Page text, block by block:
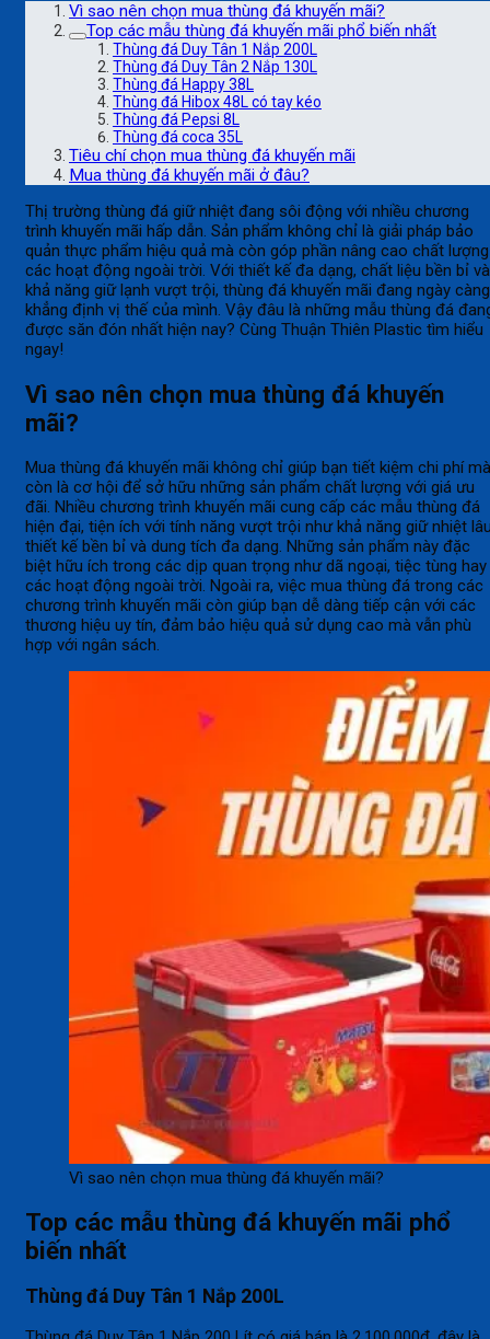
Vì sao nên chọn mua thùng đá khuyến mãi?
Top các mẫu thùng đá khuyến mãi phổ biến nhất
Thùng đá Duy Tân 1 Nắp 200L
Thùng đá Duy Tân 2 Nắp 130L
Thùng đá Happy 38L
Thùng đá Hibox 48L có tay kéo
Thùng đá Pepsi 8L
Thùng đá coca 35L
Tiêu chí chọn mua thùng đá khuyến mãi
Mua thùng đá khuyến mãi ở đâu?
Thị trường thùng đá giữ nhiệt đang sôi động với nhiều chương
trình khuyến mãi hấp dẫn. Sản phẩm không chỉ là giải pháp bảo
quản thực phẩm hiệu quả mà còn góp phần nâng cao chất lượng
các hoạt động ngoài trời. Với thiết kế đa dạng, chất liệu bền bỉ và
khả năng giữ lạnh vượt trội, thùng đá khuyến mãi đang ngày càng
khẳng định vị thế của mình. Vậy đâu là những mẫu thùng đá
được săn đón nhất hiện nay? Cùng Thuận Thiên Plastic tìm hiểu
ngay!
Vì sao nên chọn mua thùng đá khuyến
mãi?
Mua thùng đá khuyến mãi không chỉ giúp bạn tiết kiệm chi phí mà
còn là cơ hội để sở hữu những sản phẩm chất lượng với giá ưu
đãi. Nhiều chương trình khuyến mãi cung cấp các mẫu thùng đá
hiện đại, tiện ích với tính năng vượt trội như khả năng giữ nhiệt
thiết kế bền bỉ và dung tích đa dạng. Những sản phẩm này đặc
biệt hữu ích trong các dịp quan trọng như dã ngoại, tiệc tùng hay
các hoạt động ngoài trời. Ngoài ra, việc mua thùng đá trong các
chương trình khuyến mãi còn giúp bạn dễ dàng tiếp cận với các
thương hiệu uy tín, đảm bảo hiệu quả sử dụng cao mà vẫn phù
hợp với ngân sách.
Vì sao nên chọn mua thùng đá khuyến mãi?
Top các mẫu thùng đá khuyến mãi phổ
biến nhất
Thùng đá Duy Tân 1 Nắp 200L